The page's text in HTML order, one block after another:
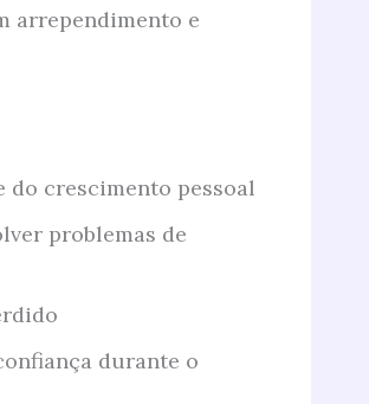
arrependimento e
crescimento pessoal
problemas de
durante o